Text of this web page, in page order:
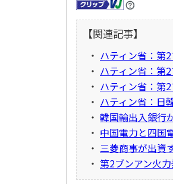
【関連記事】
・ ハティン省：第
・ ハティン省：第
・ ハティン省：第
・ ハティン省：日
・ 韓国輸出入銀行
・ 中国電力と四国
・ 三菱商事が出資
・ 第2ブンアン火